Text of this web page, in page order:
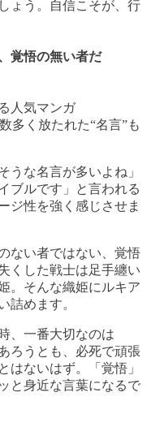
ょう。自信こそが、行
覚悟の無い者だ
人気マンガ
多く放たれた“名言”も
うな名言が多いよね」
ブルです」と言われる
ジ性を強く感じさせま
ない者ではない、覚悟
くした戦士は足手纏い
。そんな織姫にルキア
詰めます。
、一番大切なのは
ろうとも、必死で頑張
はないはず。「覚悟」
と身近な言葉になるで